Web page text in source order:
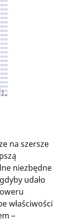
na szersze
niezbędne
udało
właściwości
–